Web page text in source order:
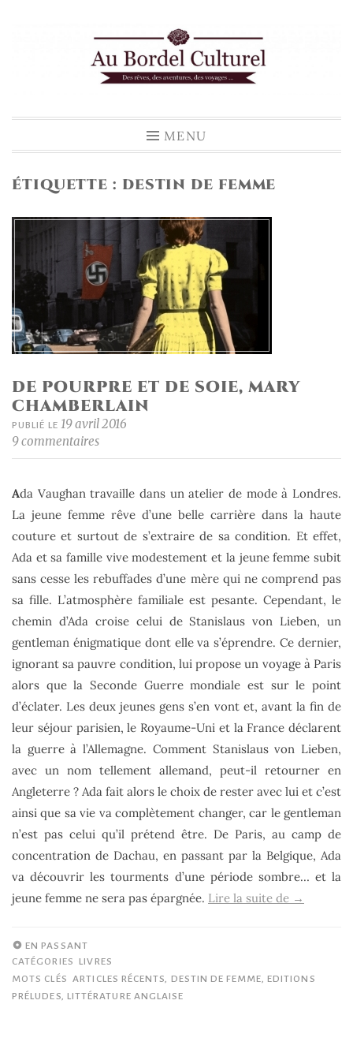
MENU
ÉTIQUETTE : DESTIN DE FEMME
DE POURPRE ET DE SOIE, MARY
CHAMBERLAIN
PUBLIÉ LE 19 avril 2016
9 commentaires
Ada Vaughan travaille dans un atelier de mode à Londres.
La jeune femme rêve d’une belle carrière dans la haute
couture et surtout de s’extraire de sa condition. Et effet,
Ada et sa famille vive modestement et la jeune femme subit
sans cesse les rebuffades d’une mère qui ne comprend pas
sa fille. L’atmosphère familiale est pesante. Cependant, le
chemin d’Ada croise celui de Stanislaus von Lieben, un
gentleman énigmatique dont elle va s’éprendre. Ce dernier,
ignorant sa pauvre condition, lui propose un voyage à Paris
alors que la Seconde Guerre mondiale est sur le point
d’éclater. Les deux jeunes gens s’en vont et, avant la fin de
leur séjour parisien, le Royaume-Uni et la France déclarent
la guerre à l’Allemagne. Comment Stanislaus von Lieben,
avec un nom tellement allemand, peut-il retourner en
Angleterre ? Ada fait alors le choix de rester avec lui et c’est
ainsi que sa vie va complètement changer, car le gentleman
n’est pas celui qu’il prétend être. De Paris, au camp de
concentration de Dachau, en passant par la Belgique, Ada
va découvrir les tourments d’une période sombre… et la
jeune femme ne sera pas épargnée. Lire la suite de « De
soie,
→
EN PASSANT
CATÉGORIES LIVRES
MOTS CLÉS ARTICLES RÉCENTS DESTIN DE FEMME ,EDITIONS
PRÉLUDES LITTÉRATURE ANGLAISE